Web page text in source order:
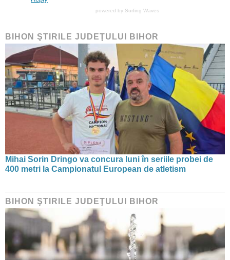
powered by Surfing Waves
BIHON ŞTIRILE JUDEŢULUI BIHOR
Mihai Sorin Dringo va concura luni în seriile probei de
400 metri la Campionatul European de atletism
BIHON ŞTIRILE JUDEŢULUI BIHOR